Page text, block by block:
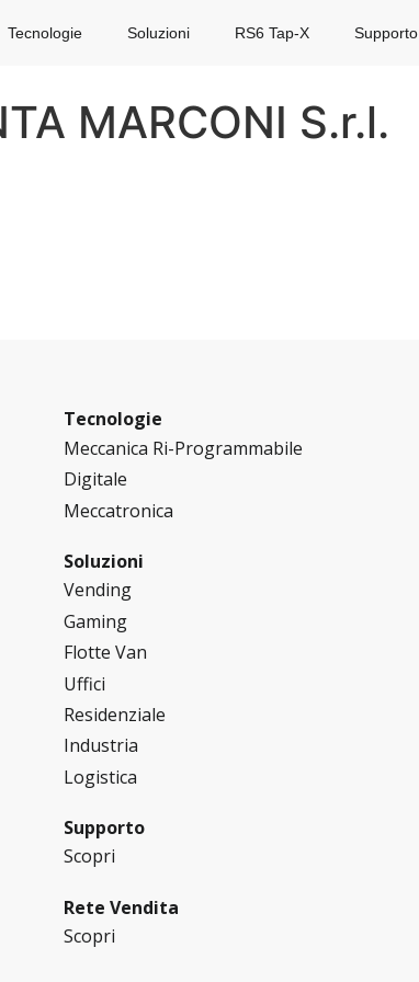
Tecnologie Soluzioni RS6 Tap-X Supporto
MARCONI S.r.l.
Tecnologie
Meccanica Ri-Programmabile
Digitale
Meccatronica
Soluzioni
Vending
Gaming
Flotte Van
Uffici
Residenziale
Industria
Logistica
Supporto
Scopri
Rete Vendita
Scopri